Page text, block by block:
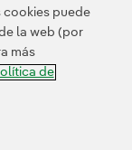
legal
cookies puede
la web (por
más
de